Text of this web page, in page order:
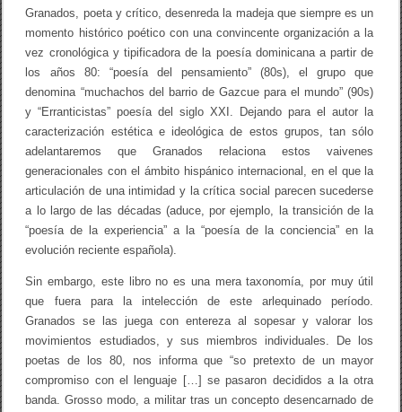
e
r
p
o
s
í
a
o
m
i
c
n
r
e
n
e
,
Granados, poeta y crítico, desenreda la madeja que siempre es un
momento histórico poético con una convincente organización a la
vez cronológica y tipificadora de la poesía dominicana a partir de
los años 80: “poesía del pensamiento” (80s), el grupo que
denomina “muchachos del barrio de Gazcue para el mundo” (90s)
y “Erranticistas” poesía del siglo XXI. Dejando para el autor la
caracterización estética e ideológica de estos grupos, tan sólo
adelantaremos que Granados relaciona estos vaivenes
generacionales con el ámbito hispánico internacional, en el que la
articulación de una intimidad y la crítica social parecen sucederse
a lo largo de las décadas (aduce, por ejemplo, la transición de la
“poesía de la experiencia” a la “poesía de la conciencia” en la
evolución reciente española).
Sin embargo, este libro no es una mera taxonomía, por muy útil
que fuera para la intelección de este arlequinado período.
Granados se las juega con entereza al sopesar y valorar los
movimientos estudiados, y sus miembros individuales. De los
poetas de los 80, nos informa que “so pretexto de un mayor
compromiso con el lenguaje […] se pasaron decididos a la otra
banda. Grosso modo, a militar tras un concepto desencarnado de